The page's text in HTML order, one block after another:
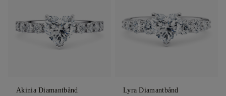
Akinia Diamantbånd Lyra Diamantbånd